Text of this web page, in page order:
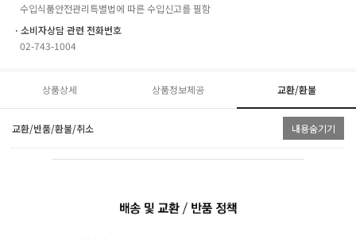
수입식품안전관리특별법에 따른 수입신고를 필함
ㆍ소비자상담 관련 전화번호
02-743-1004
상품상세 상품정보제공 교환/환불
교환/반품/환불/취소 내용숨기기